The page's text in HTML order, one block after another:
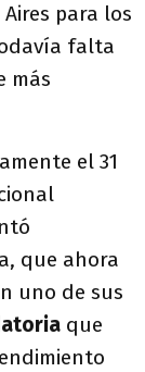
para los
falta
más
el 31
que ahora
uno de sus
que